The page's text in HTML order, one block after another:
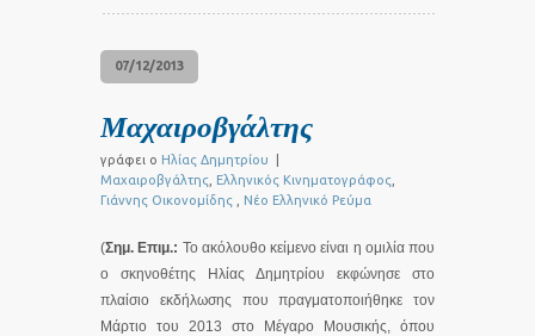
07/12/2013
Μαχαιροβγάλτης
γράφει ο Ηλίας Δημητρίου
Μαχαιροβγάλτης Ελληνικός Κινηματογράφος
Γιάννης Οικονομίδης
Νέο Ελληνικό Ρεύμα
(Σημ. Επιμ.: Το ακόλουθο κείμενο είναι η ομιλία που
ο σκηνοθέτης Ηλίας Δημητρίου εκφώνησε στο
πλαίσιο εκδήλωσης που πραγματοποιήθηκε τον
Μάρτιο του 2013 στο Μέγαρο Μουσικής, όπου